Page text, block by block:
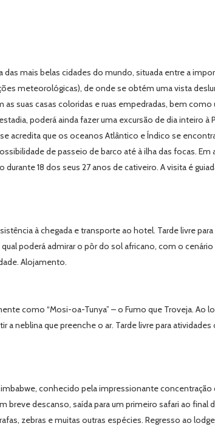
mais belas cidades do mundo, situada entre a
meteorológicas), de onde se obtém uma vista
suas casas coloridas e ruas empedradas, bem como
poderá ainda fazer uma excursão de dia inteiro à
acredita que os oceanos Atlântico e Índico se
de passeio de barco até à ilha das focas. Em
18 dos seus 27 anos de cativeiro. A visita é
à chegada e transporte ao hotel. Tarde livre
poderá admirar o pôr do sol africano, com o cenário
Alojamento.
como “Mosi-oa-Tunya” – o Fumo que Troveja. Ao
neblina que preenche o ar. Tarde livre para
conhecido pela impressionante concentração
descanso, saída para um primeiro safari ao final
zebras e muitas outras espécies. Regresso ao